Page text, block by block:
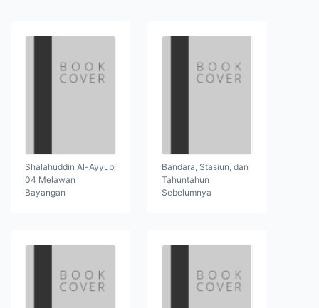
Shalahuddin Al-Ayyubi
04 Melawan
Bayangan
Bandara, Stasiun, dan
Tahuntahun
Sebelumnya